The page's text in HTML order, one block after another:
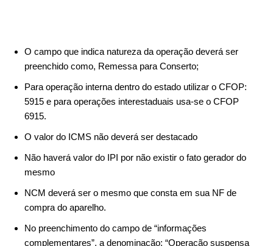
O campo que indica natureza da operação deverá ser
preenchido como, Remessa para Conserto;
Para operação interna dentro do estado utilizar o CFOP:
5915 e para operações interestaduais usa-se o CFOP
6915.
O valor do ICMS não deverá ser destacado
Não haverá valor do IPI por não existir o fato gerador do
mesmo
NCM deverá ser o mesmo que consta em sua NF de
compra do aparelho.
No preenchimento do campo de “informações
complementares”, a denominação: “Operação suspensa